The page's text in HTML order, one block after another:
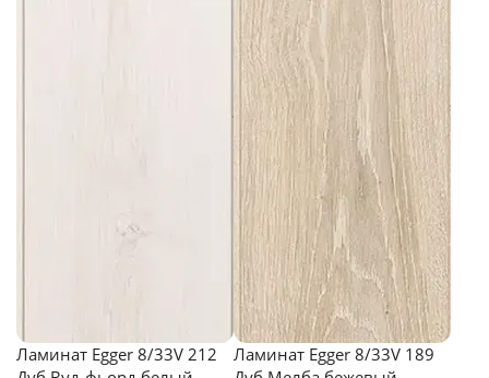
Ламинат Egger 8/33V 212
Ламинат Egger 8/33V 189